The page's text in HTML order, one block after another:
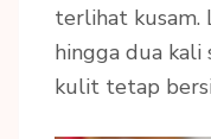
terlihat kusam.
hingga dua
kulit tetap